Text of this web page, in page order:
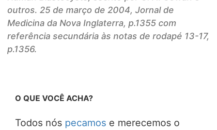
outros. 25 de março de 2004, Jornal de
Medicina da Nova Inglaterra, p.1355 com
referência secundária às notas de rodapé 13-17,
p.1356.
O QUE VOCÊ ACHA?
Todos nós pecamos e merecemos o